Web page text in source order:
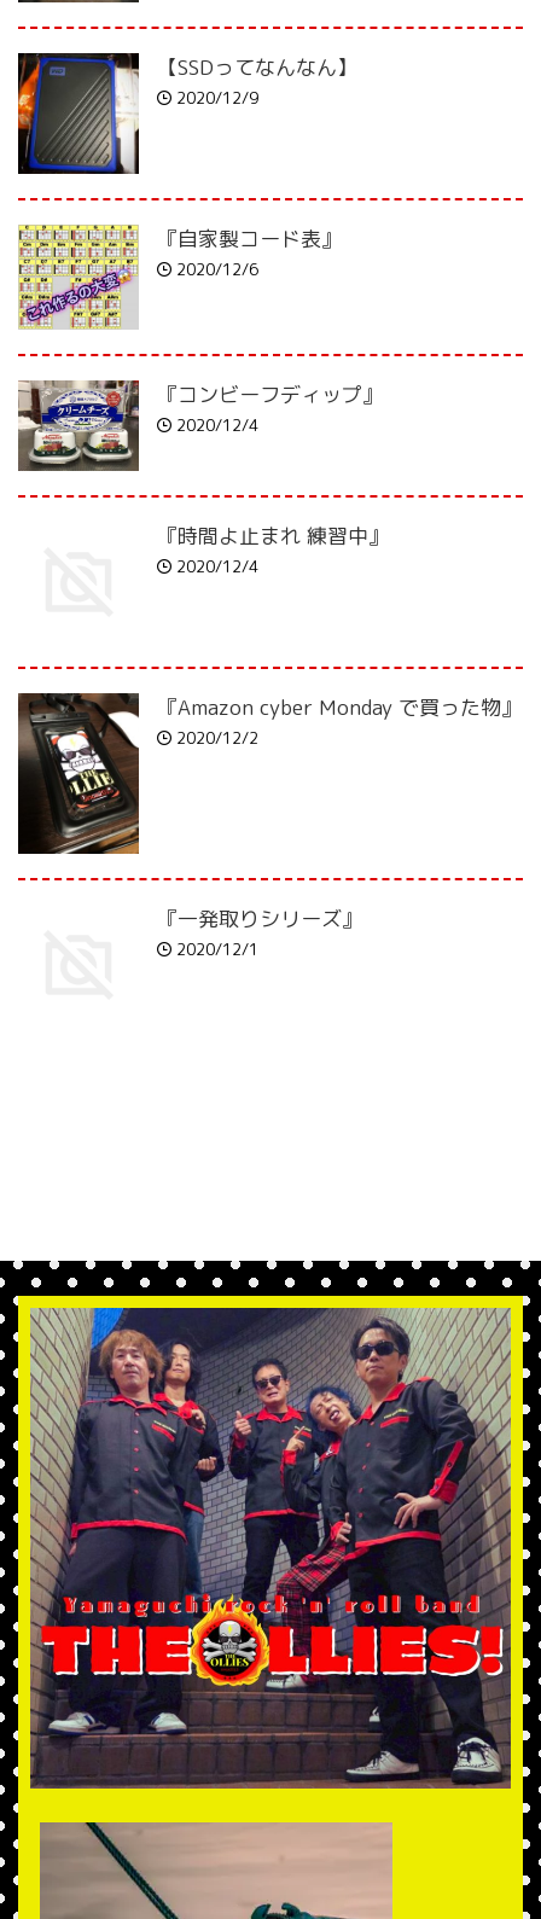
【SSDってなんなん】
2020/12/9
『自家製コード表』
2020/12/6
『コンビーフディップ』
2020/12/4
『時間よ止まれ 練習中』
2020/12/4
『Amazon cyber Monday で買った物』
2020/12/2
『一発取りシリーズ』
2020/12/1